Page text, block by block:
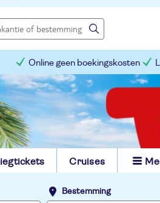
Online geen boekingskosten
Cruises
Bestemming